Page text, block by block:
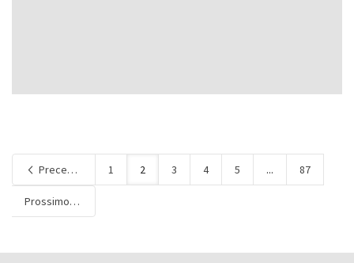
Precedente 1 2 3 4 5 ... 87
Prossimo